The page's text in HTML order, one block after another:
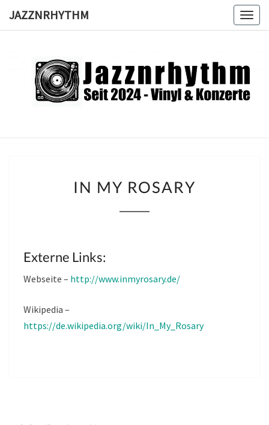
JAZZNRHYTHM
Seit
2024 –
MY
IN MY ROSARY
Externe Links:
Webseite – http://www.inmyrosary.de/
Wikipedia –
https://de.wikipedia.org/wiki/In_My_Rosary